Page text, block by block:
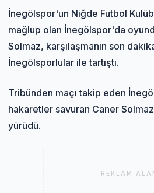
İnegölspor'un Niğde Futbol
mağlup olan İnegölspor'da
Solmaz, karşılaşmanın son
İnegölsporlular ile tartıştı.
Tribünden maçı takip eden
hakaretler savuran Caner
yürüdü.
REKLAM